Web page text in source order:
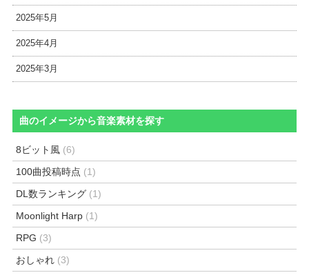
2025年5月
2025年4月
2025年3月
曲のイメージから音楽素材を探す
8ビット風 (6)
100曲投稿時点 (1)
DL数ランキング (1)
Moonlight Harp (1)
RPG (3)
おしゃれ (3)